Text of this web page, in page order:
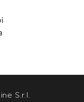
S.r.l.